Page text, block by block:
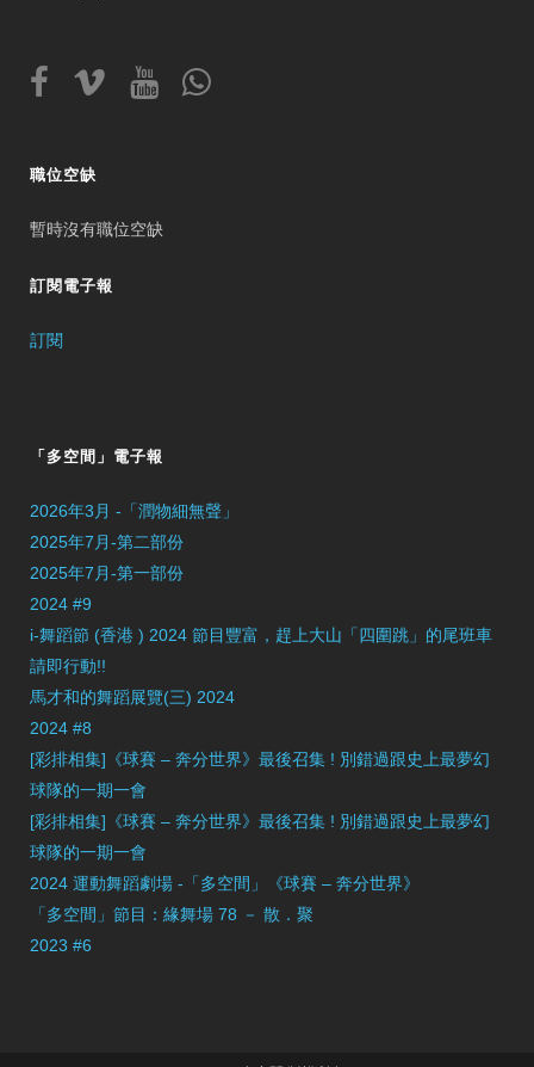
職位空缺
暫時沒有職位空缺
訂閱電子報
訂閱
「多空間」電子報
2026年3月 -「潤物細無聲」
2025年7月-第二部份
2025年7月-第一部份
2024 #9
i-舞蹈節 (香港 ) 2024 節目豐富，趕上大山「四圍跳」的尾班車
請即行動!!
馬才和的舞蹈展覽(三) 2024
2024 #8
[彩排相集]《球賽 – 奔分世界》最後召集 ! 別錯過跟史上最夢幻
球隊的一期一會
[彩排相集]《球賽 – 奔分世界》最後召集 ! 別錯過跟史上最夢幻
球隊的一期一會
2024 運動舞蹈劇場 -「多空間」《球賽 – 奔分世界》
「多空間」節目：緣舞場 78 － 散．聚
2023 #6